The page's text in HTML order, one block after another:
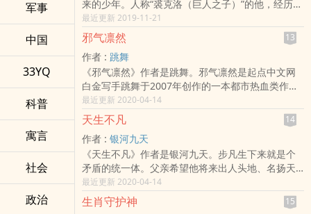
军事
中国
33YQ
科普
寓言
社会
政治
来的少年。人称“裘克洛（巨人之子）”的他，经历过
坎坷的命运捉弄之后加入了“调查兵团”。虽然拜前任
调查兵团队长．赫尔费的活跃表现所赐，成功证明
了人类有办法击败巨人，然而在拥有压倒性力量的
巨人面前，人类依然脆弱得不堪一击。为了弥补双
方实力差距，利用从冰爆石挥发而成之瓦斯飞向空
中的“装置”“立体机动装置”宣告问世。但这项装置却
带有目前就只能实现纵轴移动的缺陷。裘克洛将背
起这项装置，勇敢面对那个彻底改变了自身命运，
名唤“食人魔”的巨人！人类有办法抓住希望之光
吗！？描绘漫画剧情前传的裘克洛篇，至此堂堂迈
向完结篇！
最近更新 2019-11-21
邪气凛然 13
作者 : 跳舞
《邪气凛然》作者是跳舞。邪气凛然是起点中文网
白金写手跳舞于2007年创作的一本都市热血类作
品，该作品已完本，并于2008年9月出版。
最近更新 2020-04-14
天生不凡 14
作者 : 银河九天
《天生不凡》作者是银河九天。步凡生下来就是个
矛盾的统一体。父亲希望他将来出人头地、名扬天
下；母亲希望他能平平安安，承欢膝下。步凡却希
望和师傅一样，去追寻那武道和医道的终极。 作品
的背景为现代都市，第一卷为成长篇，描写步凡无
最近更新 2020-04-14
生肖守护神 15